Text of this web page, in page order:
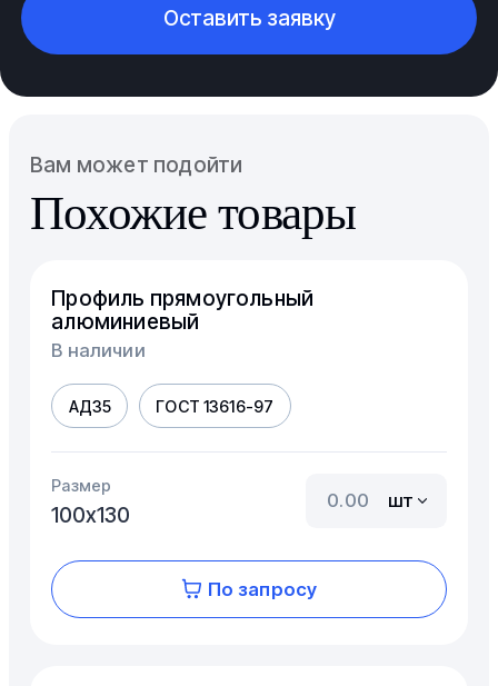
Оставить заявку
Вам может подойти
Похожие товары
Профиль прямоугольный
алюминиевый
В наличии
АД35 ГОСТ 13616-97
Размер
100х130
шт
По запросу